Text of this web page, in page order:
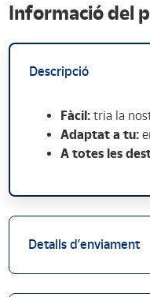
Informació del
Descripció
Fàcil: tria la
Adaptat a tu:
A totes les
Detalls d’enviament